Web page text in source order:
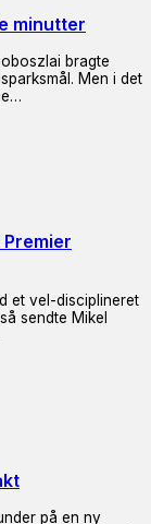
minutter
bragte
Men i det
et vel-disciplineret
sendte Mikel
på en ny